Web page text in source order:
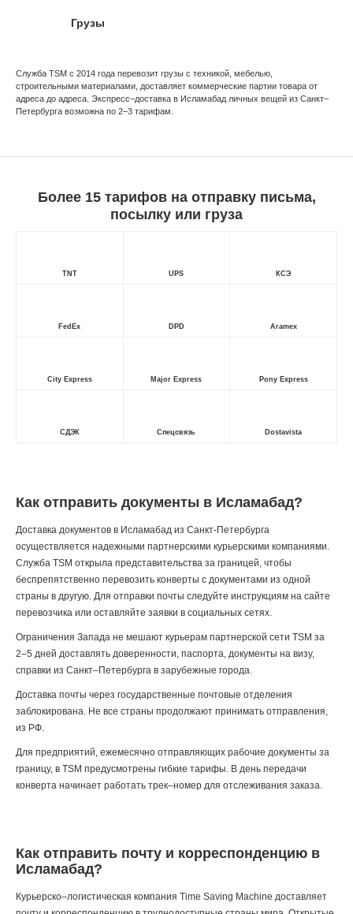
Грузы
Служба TSM с 2014 года перевозит грузы с техникой, мебелью,
строительными материалами, доставляет коммерческие партии товара от
адреса до адреса. Экспресс–доставка в Исламабад личных вещей из Санкт–
Петербурга возможна по 2–3 тарифам.
Более 15 тарифов на отправку письма,
посылку или груза
TNT UPS КСЭ
FedEx DPD Aramex
City Express Major Express Pony Express
СДЭК Спецсвязь Dostavista
Как отправить документы в Исламабад?
Доставка документов в Исламабад из Санкт-Петербурга
осуществляется надежными партнерскими курьерскими компаниями.
Служба TSM открыла представительства за границей, чтобы
беспрепятственно перевозить конверты с документами из одной
страны в другую. Для отправки почты следуйте инструкциям на сайте
перевозчика или оставляйте заявки в социальных сетях.
Ограничения Запада не мешают курьерам партнерской сети TSM за
2–5 дней доставлять доверенности, паспорта, документы на визу,
справки из Санкт–Петербурга в зарубежные города.
Доставка почты через государственные почтовые отделения
заблокирована. Не все страны продолжают принимать отправления,
из РФ.
Для предприятий, ежемесячно отправляющих рабочие документы за
границу, в TSM предусмотрены гибкие тарифы. В день передачи
конверта начинает работать трек–номер для отслеживания заказа.
Как отправить почту и корреспонденцию в
Исламабад?
Курьерско–логистическая компания Time Saving Machine доставляет